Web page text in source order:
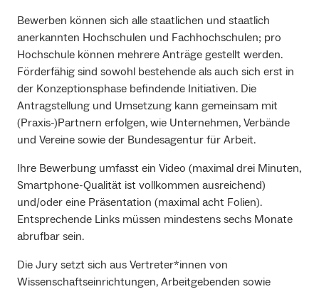
Bewerben können sich alle staatlichen und staatlich
anerkannten Hochschulen und Fachhochschulen; pro
Hochschule können mehrere Anträge gestellt werden.
Förderfähig sind sowohl bestehende als auch sich erst in
der Konzeptionsphase befindende Initiativen. Die
Antragstellung und Umsetzung kann gemeinsam mit
(Praxis-)Partnern erfolgen, wie Unternehmen, Verbände
und Vereine sowie der Bundesagentur für Arbeit.
Ihre Bewerbung umfasst ein Video (maximal drei Minuten,
Smartphone-Qualität ist vollkommen ausreichend)
und/oder eine Präsentation (maximal acht Folien).
Entsprechende Links müssen mindestens sechs Monate
abrufbar sein.
Die Jury setzt sich aus Vertreter*innen von
Wissenschaftseinrichtungen, Arbeitgebenden sowie